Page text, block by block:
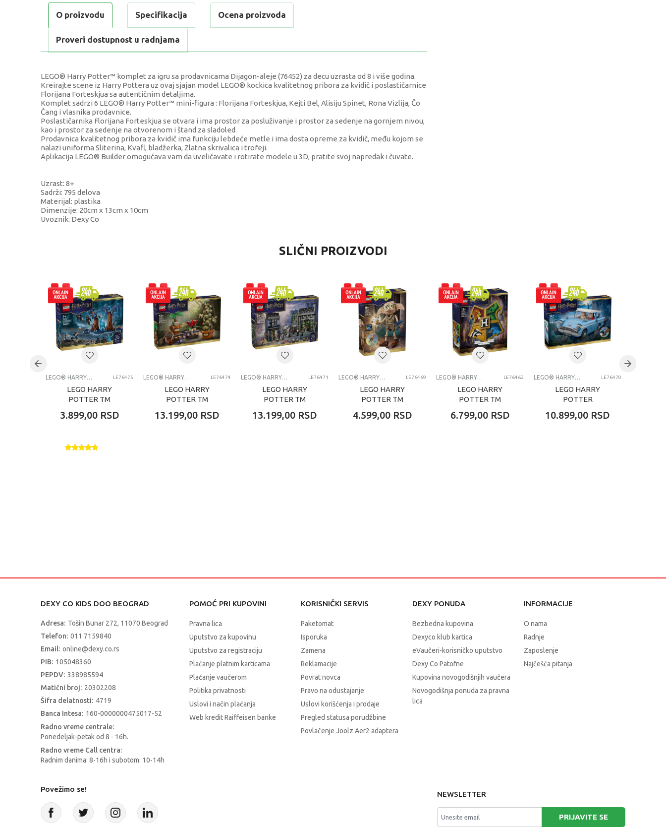
O proizvodu Specifikacija Ocena proizvoda
Proveri dostupnost u radnjama
LEGO® Harry Potter™ komplet za igru sa prodavnicama Dijagon-aleje (76452) za decu uzrasta od 8 i više godina.
Kreirajte scene iz Harry Pottera uz ovaj sjajan model LEGO® kockica kvalitetnog pribora za kvidič i poslastičarnice
Florijana Forteskjua sa autentičnim detaljima.
Komplet sadrzi 6 LEGO® Harry Potter™ mini-figura : Florijana Forteskjua, Kejti Bel, Alisiju Spinet, Rona Vizlija, Čo
Čang i vlasnika prodavnice.
Poslastičarnika Florijana Forteskjua se otvara i ima prostor za posluživanje i prostor za sedenje na gornjem nivou,
kao i prostor za sedenje na otvorenom i štand za sladoled.
Prodavnica kvalitetnog pribora za kvidič ima funkciju lebdeće metle i ima dosta opreme za kvidič, među kojom se
nalazi uniforma Sliterina, Kvafl, bladžerka, Zlatna skrivalica i trofeji.
Aplikacija LEGO® Builder omogućava vam da uveličavate i rotirate modele u 3D, pratite svoj napredak i čuvate.
Uzrast: 8+
Sadrži: 795 delova
Materijal: plastika
Dimenzije: 20cm x 13cm x 10cm
Uvoznik: Dexy Co
LEGO® Harry Potter™
Pol univerzalno
Uzrast 8+ godina
Kategorija LEGO HARRY POTTER
SLIČNI PROIZVODI
LEGO® HARRY POTTER™ LE76475
LEGO HARRY
POTTER TM
FOREST EXPECTO
3.899,00 RSD
LEGO® HARRY POTTER™ LE76474
LEGO HARRY
POTTER TM
HERBOLOGY
13.199,00 RSD
LEGO® HARRY POTTER™ LE76471
LEGO HARRY
POTTER TM
ALLEY WIZARDING
13.199,00 RSD
LEGO® HARRY POTTER™ LE76469
LEGO HARRY
POTTER TM
ELF
4.599,00 RSD
LEGO® HARRY POTTER™ LE76462
LEGO HARRY
POTTER TM
CREST
6.799,00 RSD
LEGO® HARRY POTTER™ LE76470
LEGO HARRY
POTTER
FLYING FORD
10.899,00 RSD
DEXY CO KIDS DOO BEOGRAD
Adresa: Tošin Bunar 272, 11070 Beograd
Telefon: 011 7159840
Email: online@dexy.co.rs
PIB: 105048360
PEPDV: 338985594
Matični broj: 20302208
Šifra delatnosti: 4719
Banca Intesa: 160-0000000475017-52
Radno vreme centrale:
Ponedeljak-petak od 8 - 16h.
Radno vreme Call centra:
Radnim danima: 8-16h i subotom: 10-14h
POMOĆ PRI KUPOVINI
Pravna lica
Uputstvo za kupovinu
Uputstvo za registraciju
Plaćanje platnim karticama
Plaćanje vaučerom
Politika privatnosti
Uslovi i način plaćanja
Web kredit Raiffeisen banke
KORISNIČKI SERVIS
Paketomat
Isporuka
Zamena
Reklamacije
Povrat novca
Pravo na odustajanje
Uslovi korišćenja i prodaje
Pregled statusa porudžbine
Povlačenje Joolz Aer2 adaptera
DEXY PONUDA
Bezbedna kupovina
Dexyco klub kartica
eVaučeri-korisničko uputstvo
Dexy Co Patofne
Kupovina novogodišnjih vaučera
Novogodišnja ponuda za pravna
lica
INFORMACIJE
O nama
Radnje
Zaposlenje
Najčešća pitanja
Povežimo se!
NEWSLETTER
PRIJAVITE SE